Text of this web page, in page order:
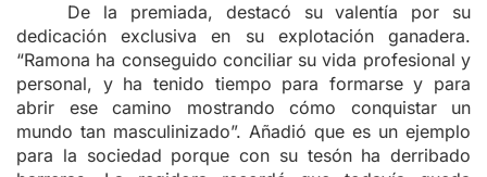
De la premiada, destacó su valentía por su
dedicación exclusiva en su explotación ganadera.
“Ramona ha conseguido conciliar su vida profesional y
personal, y ha tenido tiempo para formarse y para
abrir ese camino mostrando cómo conquistar un
mundo tan masculinizado”. Añadió que es un ejemplo
para la sociedad porque con su tesón ha derribado